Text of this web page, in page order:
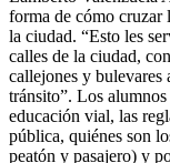
forma de cómo cruzar
la ciudad. “Esto les
calles de la ciudad,
callejones y bulevares
tránsito”. Los
educación vial, las
pública, quiénes son
peatón y pasajero) y